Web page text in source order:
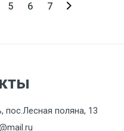
5 6 7
пос.Лесная поляна, 13